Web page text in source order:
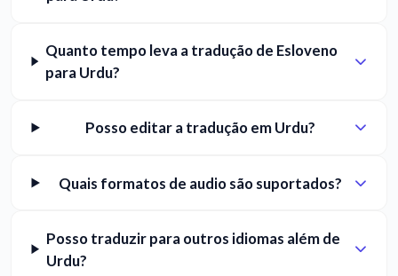
Quanto tempo leva a tradução de Esloveno
para Urdu?
Posso editar a tradução em Urdu?
Quais formatos de audio são suportados?
Posso traduzir para outros idiomas além de
Urdu?